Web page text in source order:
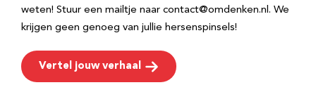
weten! Stuur een mailtje naar contact@omdenken.nl. We
krijgen geen genoeg van jullie hersenspinsels!
Vertel jouw verhaal